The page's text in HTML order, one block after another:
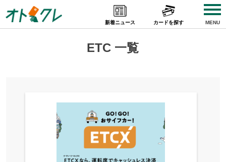
to
content
新着ニュース カードを探す MENU
ETC 一覧